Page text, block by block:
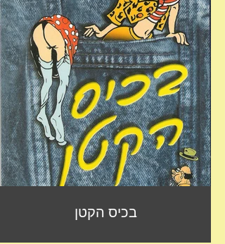
בכיס הקטן